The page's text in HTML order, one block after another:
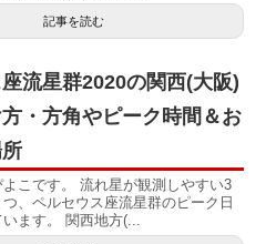
記事を読む
流星群2020の関西(大阪)
・方角やピーク時間＆お
よこです。 流れ星が観測しやすい3
、ペルセウス座流星群のピーク日
ます。 関西地方(...